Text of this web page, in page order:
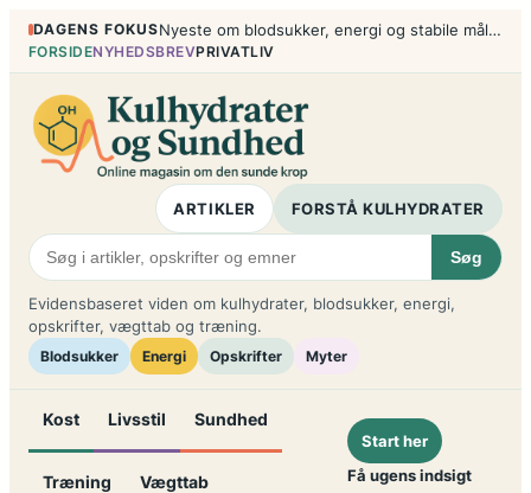
Spring
indhold
DAGENS FOKUS Nyeste om blodsukker, energi og stabile måltider
FORSIDENYHEDSBREVPRIVATLIV
ARTIKLER FORSTÅ KULHYDRATER
Søg
Evidensbaseret viden om kulhydrater, blodsukker, energi,
opskrifter, vægttab og træning.
Blodsukker Energi Opskrifter Myter
Kost Livsstil Sundhed
Træning Vægttab
Start her
Få ugens indsigt